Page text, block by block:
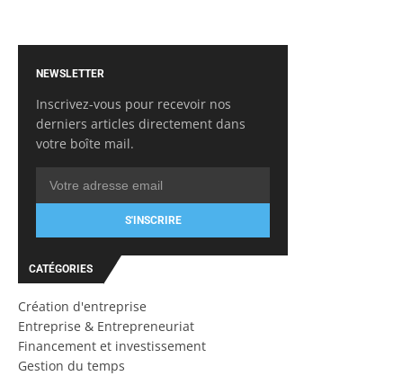
NEWSLETTER
Inscrivez-vous pour recevoir nos
derniers articles directement dans
votre boîte mail.
S'INSCRIRE
CATÉGORIES
Création d'entreprise
Entreprise & Entrepreneuriat
Financement et investissement
Gestion du temps